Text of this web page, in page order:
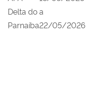
Delta do
Parnaíba
a
22/05/2026